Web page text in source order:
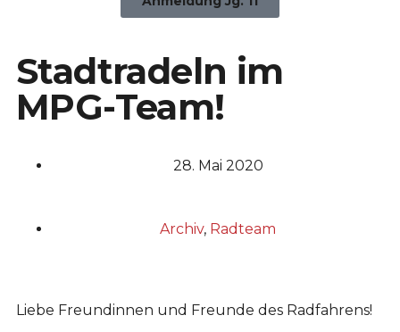
Stadtradeln im
MPG-Team!
28. Mai 2020
Archiv, Radteam
Liebe Freundinnen und Freunde des Radfahrens!